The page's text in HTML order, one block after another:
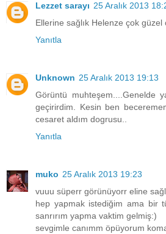
Lezzet sarayı 25 Aralık 2013
Ellerine sağlık Helenze çok güzel
Yanıtla
Unknown 25 Aralık 2013 19:13
Görüntü muhteşem....Genelde
geçirirdim. Kesin ben
cesaret aldım dogrusu..
Yanıtla
muko 25 Aralık 2013 19:23
vuuu süperr görünüyorr eline
hep yapmak istediğim ama bir
sanrırım yapma vaktim gelmiş:)
sevgimle canımm öpüyorum